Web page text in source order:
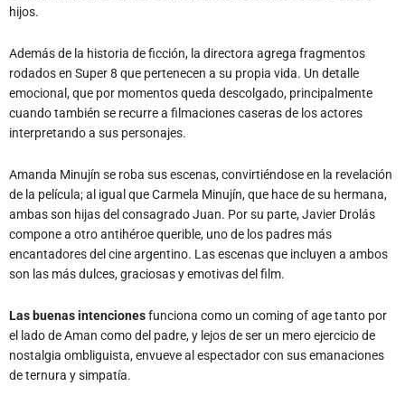
hijos.
Además de la historia de ficción, la directora agrega fragmentos
rodados en Super 8 que pertenecen a su propia vida. Un detalle
emocional, que por momentos queda descolgado, principalmente
cuando también se recurre a filmaciones caseras de los actores
interpretando a sus personajes.
Amanda Minujín se roba sus escenas, convirtiéndose en la revelación
de la película; al igual que Carmela Minujín, que hace de su hermana,
ambas son hijas del consagrado Juan. Por su parte, Javier Drolás
compone a otro antihéroe querible, uno de los padres más
encantadores del cine argentino. Las escenas que incluyen a ambos
son las más dulces, graciosas y emotivas del film.
Las buenas intencionesfunciona como un coming of age tanto por
el lado de Aman como del padre, y lejos de ser un mero ejercicio de
nostalgia ombliguista, envueve al espectador con sus emanaciones
de ternura y simpatía.